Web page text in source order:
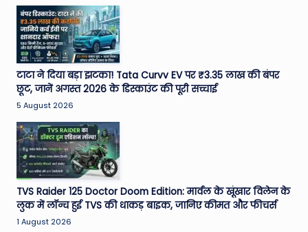
टाटा ने दिया बड़ा झटका! Tata Curvv EV पर ₹3.35 लाख की बंपर
छूट, जानें अगस्त 2026 के डिस्काउंट की पूरी सच्चाई
5 August 2026
TVS Raider 125 Doctor Doom Edition: मार्वल के खूंखार विलेन के
लुक में लॉन्च हुई TVS की धाकड़ बाइक, जानिए कीमत और फीचर्स
1 August 2026